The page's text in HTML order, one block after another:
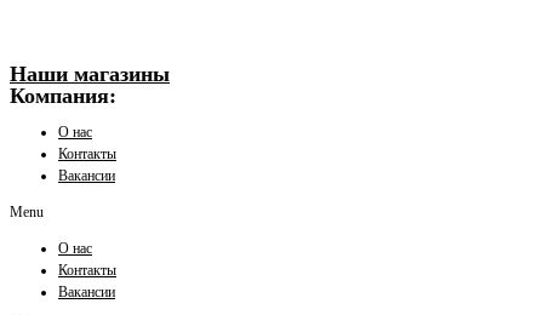
Наши магазины
Компания:
О нас
Контакты
Вакансии
Menu
О нас
Контакты
Вакансии